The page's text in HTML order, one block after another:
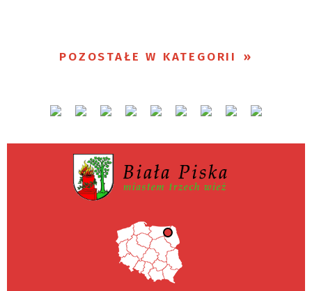
POZOSTAŁE W KATEGORII